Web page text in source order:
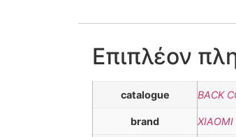
Επιπλέον
catalogue BACK
brand XIAOMI